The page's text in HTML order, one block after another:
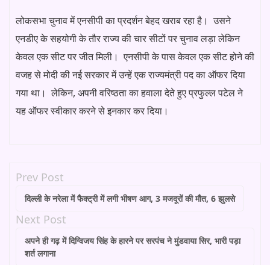
लोकसभा चुनाव में एनसीपी का प्रदर्शन बेहद खराब रहा है। उसने
एनडीए के सहयोगी के तौर राज्य की चार सीटों पर चुनाव लड़ा लेकिन
केवल एक सीट पर जीत मिली। एनसीपी के पास केवल एक सीट होने की
वजह से मोदी की नई सरकार में उन्हें एक राज्यमंत्री पद का ऑफर दिया
गया था। लेकिन, अपनी वरिष्ठता का हवाला देते हुए प्रफुल्ल पटेल ने
यह ऑफर स्वीकार करने से इनकार कर दिया।
Prev Post
दिल्ली के नरेला में फैक्ट्री में लगी भीषण आग, 3 मजदूरों की मौत, 6 झुलसे
Next Post
अपने ही गढ़ में दिग्विजय सिंह के हारने पर सरपंच ने मुंडवाया सिर, भारी पड़ा
शर्त लगाना